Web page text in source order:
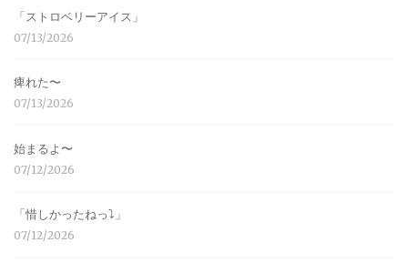
「ストロベリーアイス」
07/13/2026
痺れた〜
07/13/2026
始まるよ〜
07/12/2026
「惜しかったねっ⤵︎」
07/12/2026